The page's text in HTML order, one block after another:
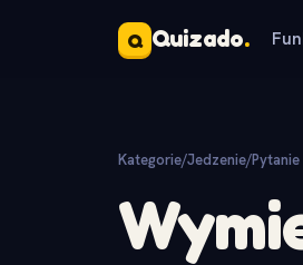
Q Quizado.
Kategorie/Jedzenie/Pytanie